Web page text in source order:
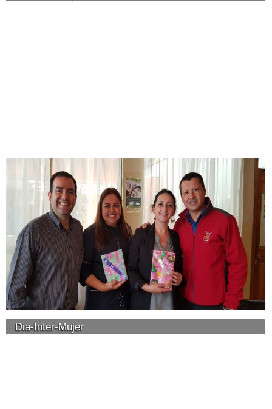
Dia-Inter-Mujer